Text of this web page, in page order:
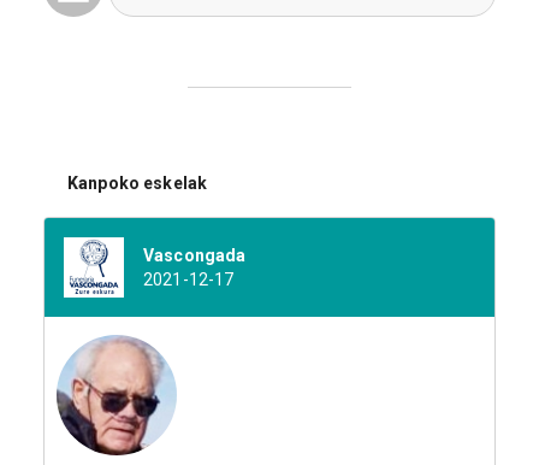
Kanpoko eskelak
Vascongada
2021-12-17